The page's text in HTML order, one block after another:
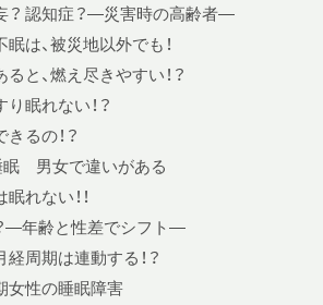
？ 認知症？—災害時の高齢者—
は、被災地以外でも！
と、燃え尽きやすい！？
眠れない！？
るの！？
眠 男女で違いがある
れない！！
—年齢と性差でシフト—
周期は連動する！？
女性の睡眠障害